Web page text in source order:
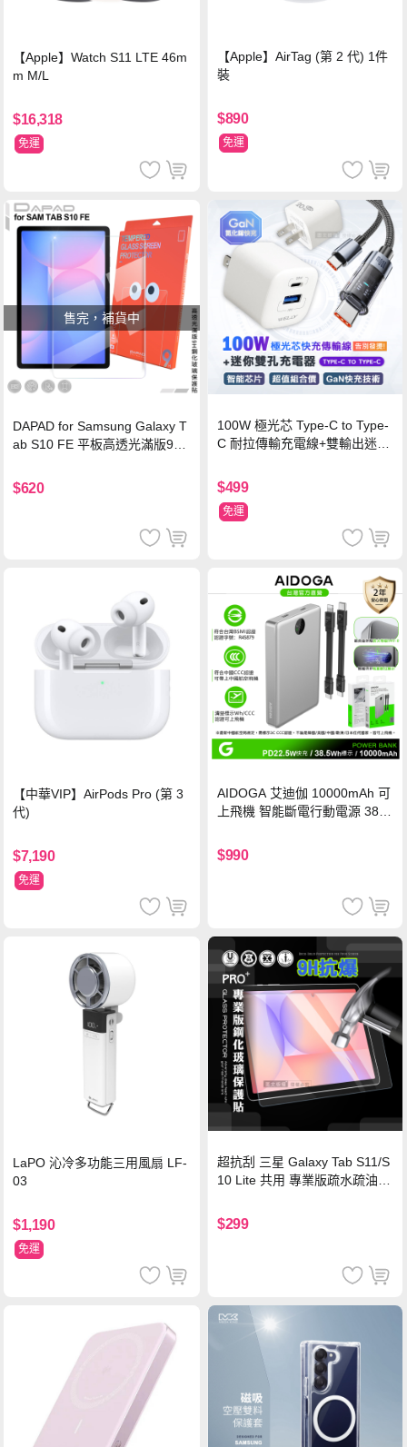
【Apple】Watch S11 LTE 46m
m M/L
$16,318
免運
【Apple】AirTag (第 2 代) 1件
裝
$890
免運
售完，補貨中
DAPAD for Samsung Galaxy T
ab S10 FE 平板高透光滿版9H
$620
100W 極光芯 Type-C to Type-
C 耐拉傳輸充電線+雙輸出迷你
$499
免運
【中華VIP】AirPods Pro (第 3
代)
$7,190
免運
AIDOGA 艾迪伽 10000mAh 可
上飛機 智能斷電行動電源 38.5
灣BSMI/中國CCC/歐美CE/FCC
認證
$990
LaPO 沁冷多功能三用風扇 LF-
03
$1,190
免運
超抗刮 三星 Galaxy Tab S11/S
10 Lite 共用 專業版疏水疏油9
$299